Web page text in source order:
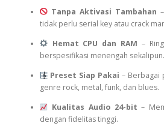
Tanpa Aktivasi Tambahan
tidak perlu serial key atau crack
Hemat CPU dan RAM –
berspesifikasi menengah sekalipun.
Preset Siap Pakai – Berbagai
genre rock, metal, funk, dan blues.
Kualitas Audio 24-bit –
dengan fidelitas tinggi.